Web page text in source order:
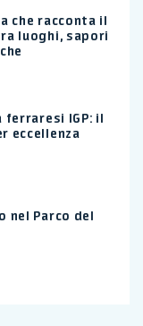
che racconta il
luoghi, sapori
ferraresi IGP: il
eccellenza
nel Parco del